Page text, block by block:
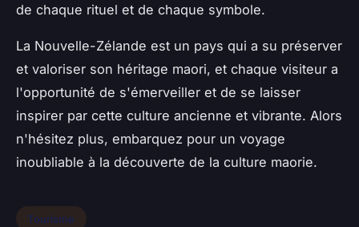
de chaque rituel et de chaque symbole.
La Nouvelle-Zélande est un pays qui a su préserver
et valoriser son héritage maori, et chaque visiteur a
l'opportunité de s'émerveiller et de se laisser
inspirer par cette culture ancienne et vibrante. Alors
n'hésitez plus, embarquez pour un voyage
inoubliable à la découverte de la culture maorie.
Tourisme